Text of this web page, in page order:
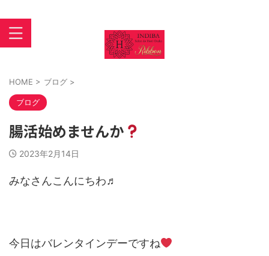
HOME > ブログ >
ブログ
腸活始めませんか
2023年2月14日
みなさんこんにちわ♬
今日はバレンタインデーですね